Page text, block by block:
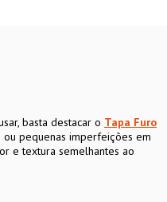
basta destacar o Tapa Furo
pequenas imperfeições em
e textura semelhantes ao